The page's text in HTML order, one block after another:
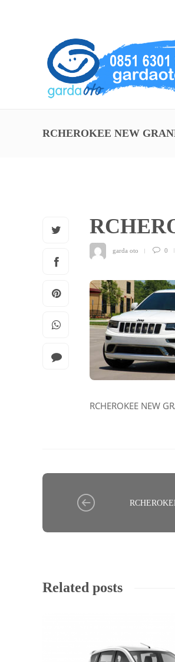
RCHEROKEE NEW
garda oto 0
RCHEROKEE NEW
Related posts